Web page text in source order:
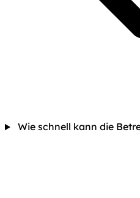
Wie schnell kann die